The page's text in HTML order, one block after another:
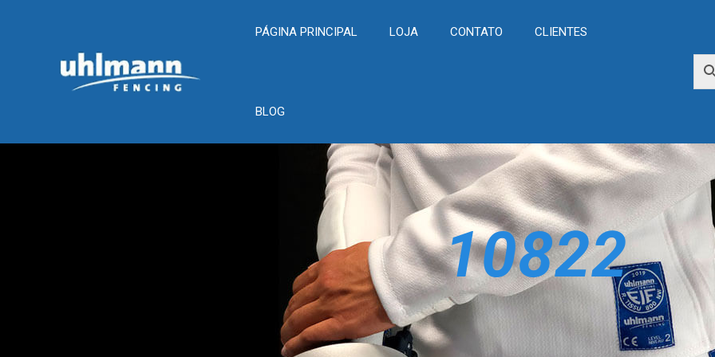
PÁGINA PRINCIPAL LOJA CONTATO CLIENTES
BLOG
10822